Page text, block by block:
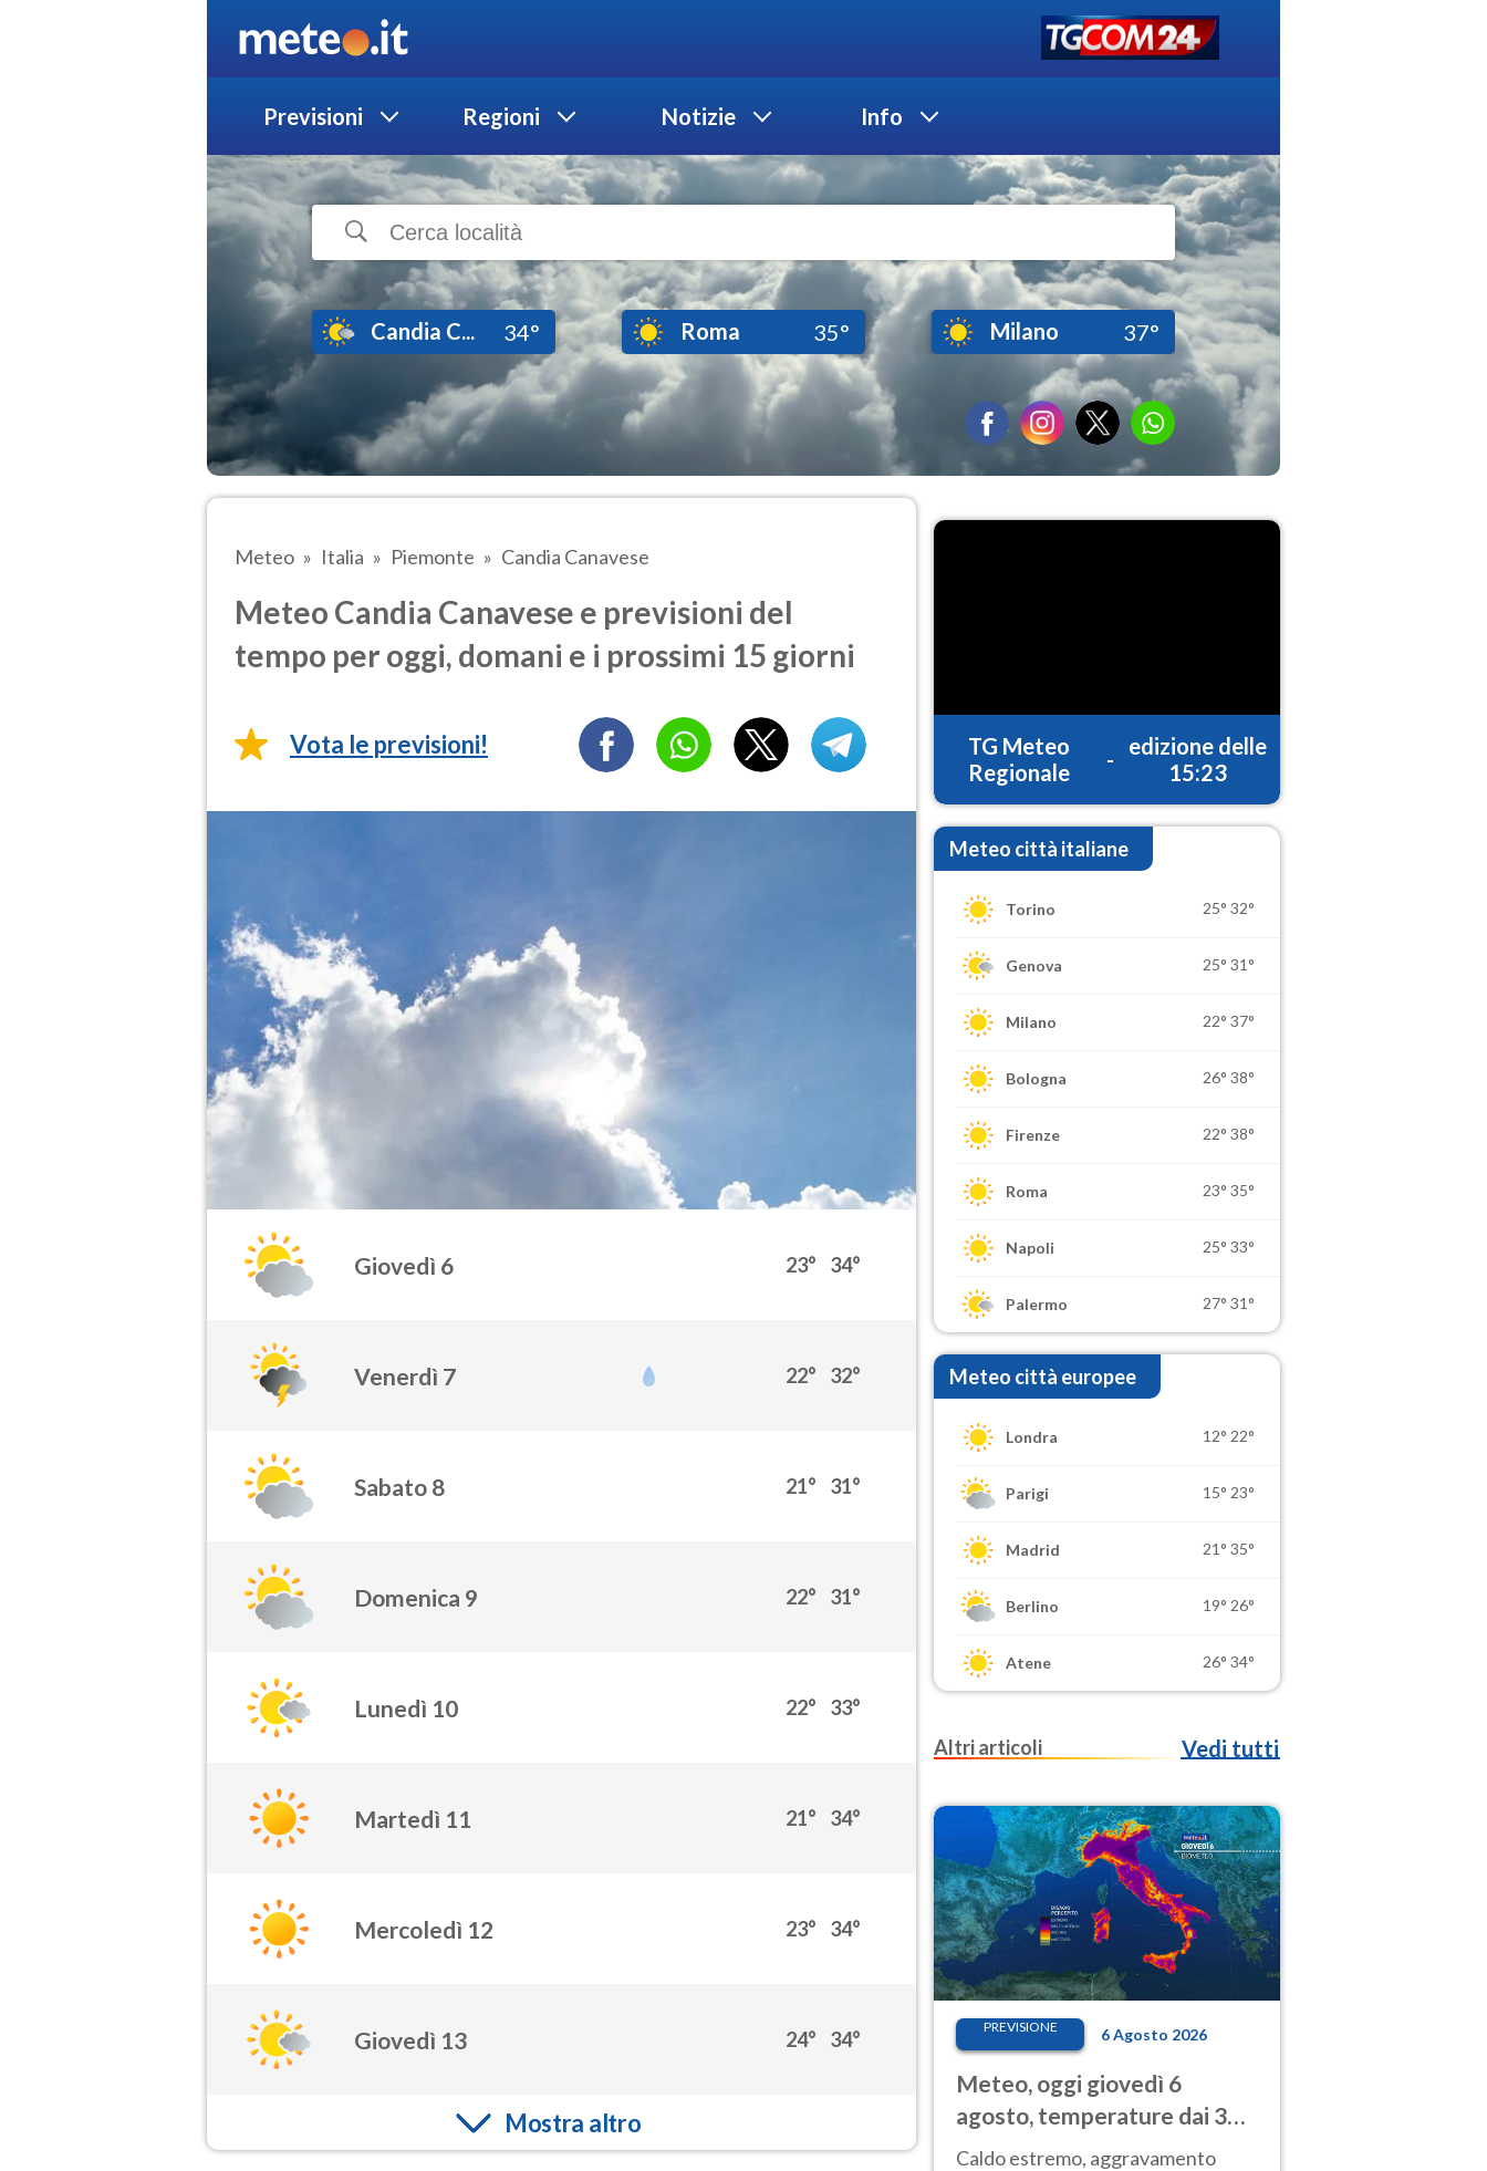
Previsioni Regioni Notizie Info
Candia C... 34° Roma 35° Milano 37°
Meteo Italia Piemonte Candia Canavese
Meteo Candia Canavese e previsioni del
tempo per oggi, domani e i prossimi 15 giorni
Vota le previsioni!
Giovedì 6 23° 34°
Venerdì 7 22° 32°
Sabato 8 21° 31°
Domenica 9 22° 31°
Lunedì 10 22° 33°
Martedì 11 21° 34°
Mercoledì 12 23° 34°
Giovedì 13 24° 34°
Mostra altro
TG Meteo
Regionale
-
edizione delle
15:23
Meteo città italiane
Torino 25° 32°
Genova 25° 31°
Milano 22° 37°
Bologna 26° 38°
Firenze 22° 38°
Roma 23° 35°
Napoli 25° 33°
Palermo 27° 31°
Meteo città europee
Londra 12° 22°
Parigi 15° 23°
Madrid 21° 35°
Berlino 19° 26°
Atene 26° 34°
Altri articoli Vedi tutti
PREVISIONE 6 Agosto 2026
Meteo, oggi giovedì 6
agosto, temperature dai 33
ai 40 gradi
Caldo estremo, aggravamento